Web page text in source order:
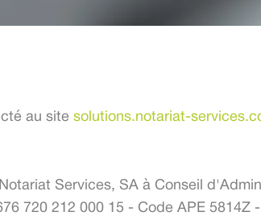
au site solutions.notariat-
Services, SA à Conseil
720 212 000 15 - Code APE 5814Z